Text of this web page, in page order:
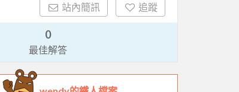
站內簡訊 追蹤
0
最佳解答